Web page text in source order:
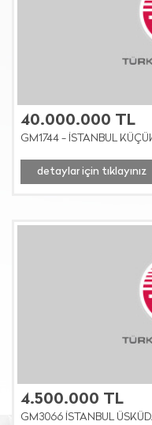
40.000.000 TL
GM1744 - İSTANBUL
detaylar için tıklayınız
4.500.000 TL
GM3066 İSTANBUL